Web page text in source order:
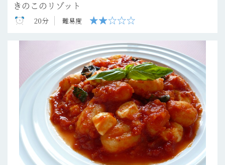
きのこのリゾット
20分 難易度